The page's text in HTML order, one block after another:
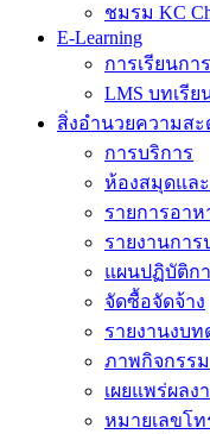
ชมรม KC
E-Learning
การเรียนกา
LMS บทเรี
สิ่งอำนวยความสะ
การบริการ
ห้องสมุดแล
รายการอาห
รายงานกา
แผนปฏิบัติก
จัดซื้อจัดจ้าง
รายงานงบท
ภาพกิจกรรม
เผยแพร่ผลง
หมายเลขโ